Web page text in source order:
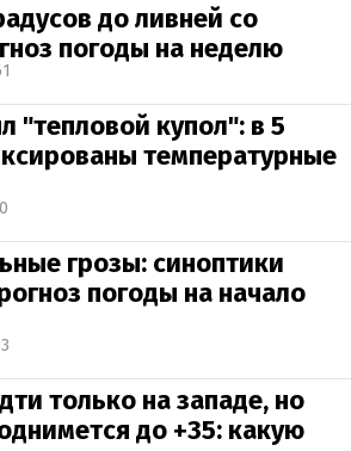
до ливней со
погоды на неделю
"тепловой купол": в 5
температурные
грозы: синоптики
погоды на начало
только на западе, но
до +35: какую